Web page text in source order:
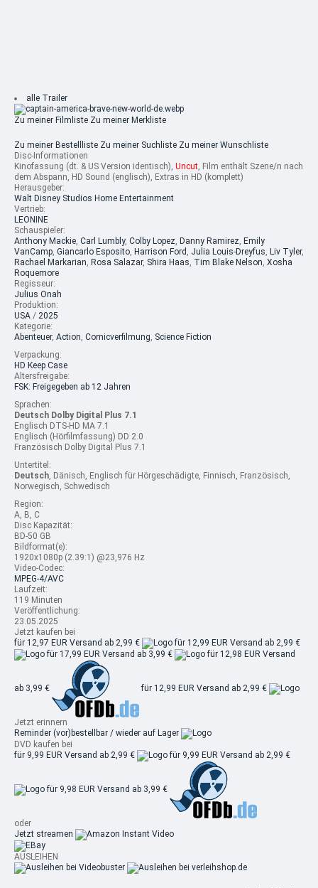
alle Trailer
Zu meiner Filmliste Zu meiner Merkliste
Zu meiner Bestellliste Zu meiner Suchliste Zu meiner Wunschliste
Disc-Informationen
Kinofassung (dt. & US Version identisch), Uncut, Film enthält Szene/n nach
dem Abspann, HD Sound (englisch), Extras in HD (komplett)
Herausgeber:
Walt Disney Studios Home Entertainment
Vertrieb:
LEONINE
Schauspieler:
Anthony Mackie, Carl Lumbly, Colby Lopez, Danny Ramirez, Emily
VanCamp, Giancarlo Esposito, Harrison Ford , Julia Louis-Dreyfus, Liv Tyler,
Rachael Markarian, Rosa Salazar, Shira Haas, Tim Blake Nelson, Xosha
Roquemore
Regisseur:
Julius Onah
Produktion:
USA / 2025
Kategorie:
Abenteuer, Action, Comicverfilmung, Science Fiction
Verpackung:
HD Keep Case
Altersfreigabe:
FSK: Freigegeben ab 12 Jahren
Sprachen:
Deutsch Dolby Digital Plus 7.1
Englisch DTS-HD MA 7.1
Englisch (Hörfilmfassung) DD 2.0
Französisch Dolby Digital Plus 7.1
Untertitel:
Deutsch, Dänisch, Englisch für Hörgeschädigte, Finnisch, Französisch,
Norwegisch, Schwedisch
Region:
A, B, C
Disc Kapazität:
BD-50 GB
Bildformat(e):
1920x1080p (2.39:1) @23,976 Hz
Video-Codec:
MPEG-4/AVC
Laufzeit:
119 Minuten
Veröffentlichung:
23.05.2025
Jetzt kaufen bei
für 12,97 EUR Versand ab 2,99 € für 12,99 EUR Versand ab 2,99 €
für 17,99 EUR Versand ab 3,99 € für 12,98 EUR Versand
ab 3,99 € für 12,99 EUR Versand ab 2,99 €
Jetzt erinnern
Reminder (vor)bestellbar / wieder auf Lager
DVD kaufen bei
für 9,99 EUR Versand ab 2,99 € für 9,99 EUR Versand ab 2,99 €
für 9,98 EUR Versand ab 3,99 €
oder
Jetzt streamen
AUSLEIHEN